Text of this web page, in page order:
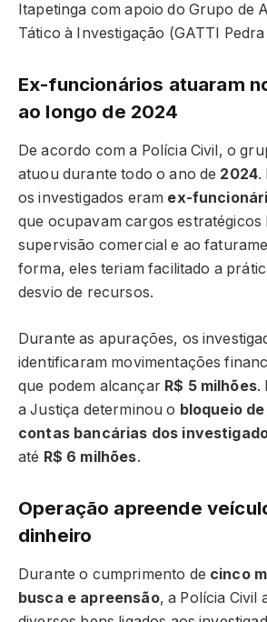
Itapetinga com apoio do Grupo de
Tático à Investigação (GATTI
Ex-funcionários atuaram
ao longo de 2024
De acordo com a Polícia Civil, o
atuou durante todo o ano de 2024.
os investigados eram ex-
que ocupavam cargos estratégicos
supervisão comercial e ao
forma, eles teriam facilitado a
desvio de recursos.
Durante as apurações, os
identificaram movimentações
que podem alcançar R$ 5 milhões.
a Justiça determinou o bloqueio
contas bancárias dos
até R$ 6 milhões.
Operação apreende
dinheiro
Durante o cumprimento de cinco
busca e apreensão, a Polícia Civil